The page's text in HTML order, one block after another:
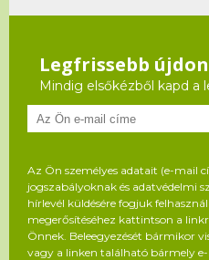
Legfrissebb
Mindig elsőkézből kapd a
Az Ön személyes adatait (e-mail
jogszabályoknak és adatvédelmi
hírlevél küldésére fogjuk
megerősítéséhez kattintson a
Önnek. Beleegyezését bármikor
vagy a linken található bármely